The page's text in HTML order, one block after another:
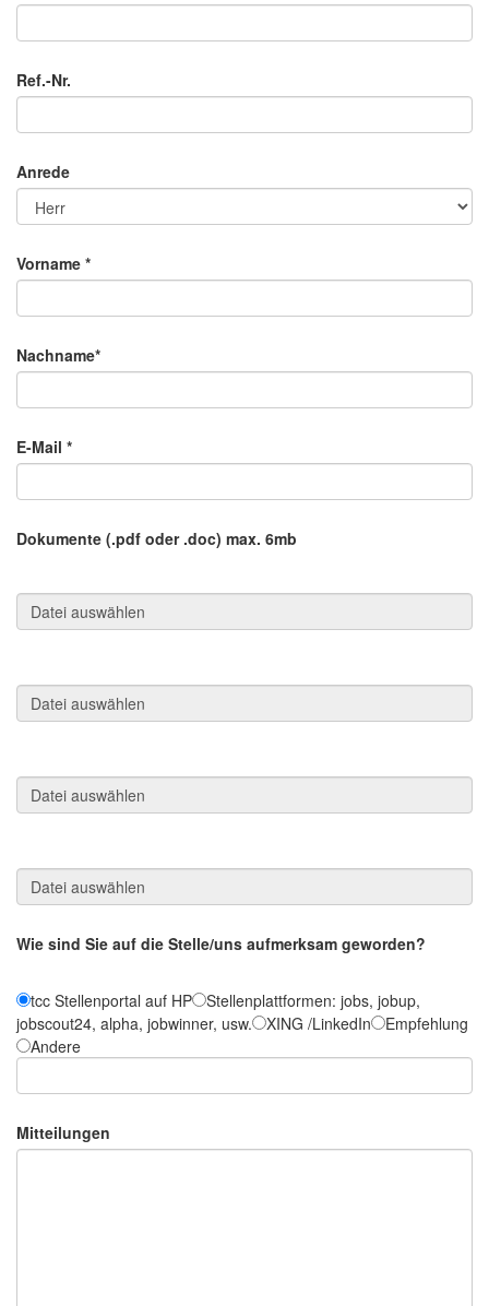
Ref.-Nr.
Anrede
Vorname *
Nachname*
E-Mail *
Dokumente (.pdf oder .doc) max. 6mb
Wie sind Sie auf die Stelle/uns aufmerksam geworden?
tcc Stellenportal auf HP
Stellenplattformen: jobs, jobup,
jobscout24, alpha, jobwinner, usw.
XING /LinkedIn
Empfehlung
Andere
Mitteilungen